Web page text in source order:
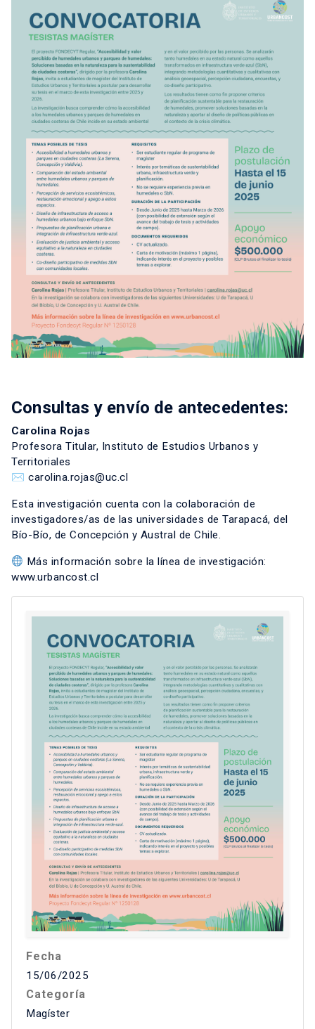
Consultas y envío de antecedentes:
Carolina Rojas
Profesora Titular, Instituto de Estudios Urbanos y
Territoriales
✉ carolina.rojas@uc.cl
Esta investigación cuenta con la colaboración de
investigadores/as de las universidades de Tarapacá, del
Bío-Bío, de Concepción y Austral de Chile.
Más información sobre la línea de investigación:
www.urbancost.cl
Fecha
15/06/2025
Categoría
Magíster